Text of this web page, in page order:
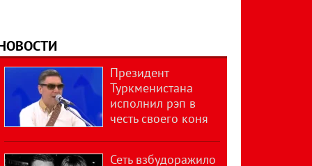
Президент
Туркменистана
исполнил рэп в
честь своего коня
Сеть взбудоражило